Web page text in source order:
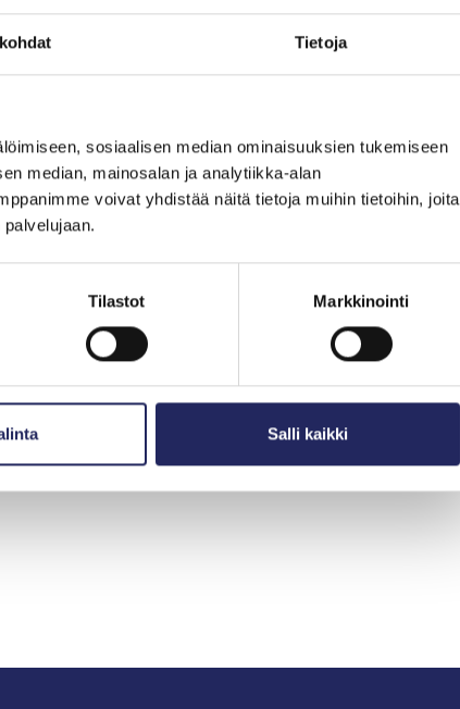
Tietoja
sosiaalisen median ominaisuuksien tukemiseen
median, mainosalan ja analytiikka-alan
voivat yhdistää näitä tietoja muihin tietoihin, joita
Tilastot Markkinointi
Salli kaikki